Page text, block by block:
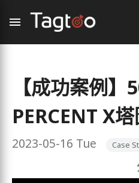
【成功案例
PERCENT X
2023-05-16 Tue Case